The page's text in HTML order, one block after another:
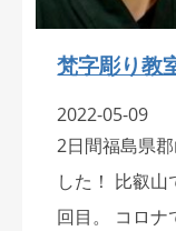
梵字彫り教
2022-05-09
2日間福島県
した！ 比叡
回目。 コロナ